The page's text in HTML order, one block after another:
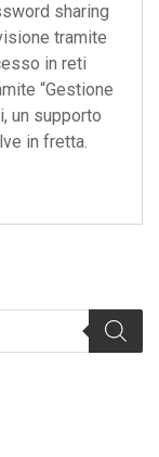
sharing
tramite
in reti
“Gestione
un supporto
in fretta.